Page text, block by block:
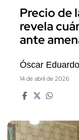
Precio de
revela
ante
Óscar
14 de abril de 2026